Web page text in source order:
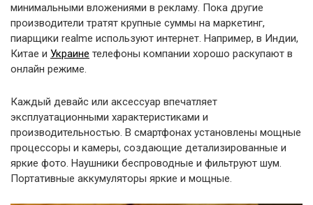
минимальными вложениями в рекламу. Пока другие
производители тратят крупные суммы на маркетинг,
пиарщики realme используют интернет. Например, в Индии,
Китае и Украине телефоны компании хорошо раскупают в
онлайн режиме.
Каждый девайс или аксессуар впечатляет
эксплуатационными характеристиками и
производительностью. В смартфонах установлены мощные
процессоры и камеры, создающие детализированные и
яркие фото. Наушники беспроводные и фильтруют шум.
Портативные аккумуляторы яркие и мощные.